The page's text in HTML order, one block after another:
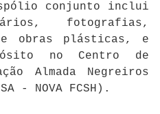
conjunto inclui
fotografias,
e obras plásticas, e
no Centro de
Almada Negreiros
- NOVA FCSH).